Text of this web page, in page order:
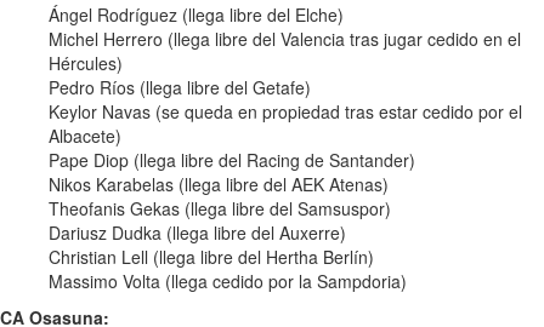
Ángel Rodríguez (llega libre del Elche)
Michel Herrero (llega libre del Valencia tras jugar cedido en el
Hércules)
Pedro Ríos (llega libre del Getafe)
Keylor Navas (se queda en propiedad tras estar cedido por el
Albacete)
Pape Diop (llega libre del Racing de Santander)
Nikos Karabelas (llega libre del AEK Atenas)
Theofanis Gekas (llega libre del Samsuspor)
Dariusz Dudka (llega libre del Auxerre)
Christian Lell (llega libre del Hertha Berlín)
Massimo Volta (llega cedido por la Sampdoria)
CA Osasuna: